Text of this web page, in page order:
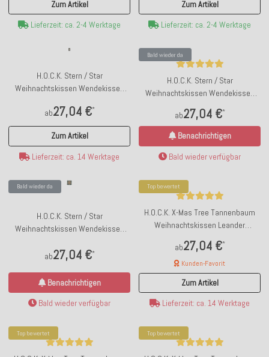
Zum Artikel
Lieferzeit: ca. 2-4 Werktage
Zum Artikel
Lieferzeit: ca. 2-4 Werktage
H.O.C.K. Stern / Star
Weihnachtskissen Wendekissen
ab27,04 €*
Zum Artikel
Lieferzeit: ca. 14 Werktage
Bald wieder da
H.O.C.K. Stern / Star
Weihnachtskissen Wendekissen
ab27,04 €*
Benachrichtigen
Bald wieder verfügbar
Bald wieder da
H.O.C.K. Stern / Star
Weihnachtskissen Wendekissen
ab27,04 €*
Benachrichtigen
Bald wieder verfügbar
Top bewertet
H.O.C.K. X-Mas Tree Tannenbaum
Weihnachtskissen Leander
/ grün
ab27,04 €*
Kunden-Favorit
Zum Artikel
Lieferzeit: ca. 14 Werktage
Top bewertet Top bewertet